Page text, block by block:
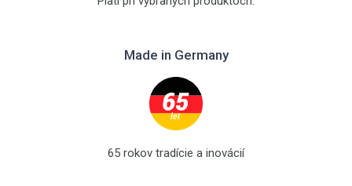
Made in Germany
65 rokov tradície a inovácií